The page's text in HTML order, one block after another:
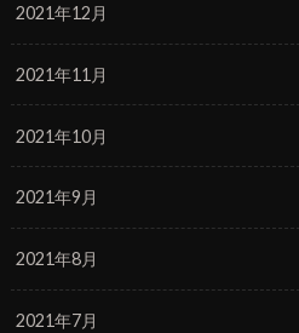
2021年12月
2021年11月
2021年10月
2021年9月
2021年8月
2021年7月